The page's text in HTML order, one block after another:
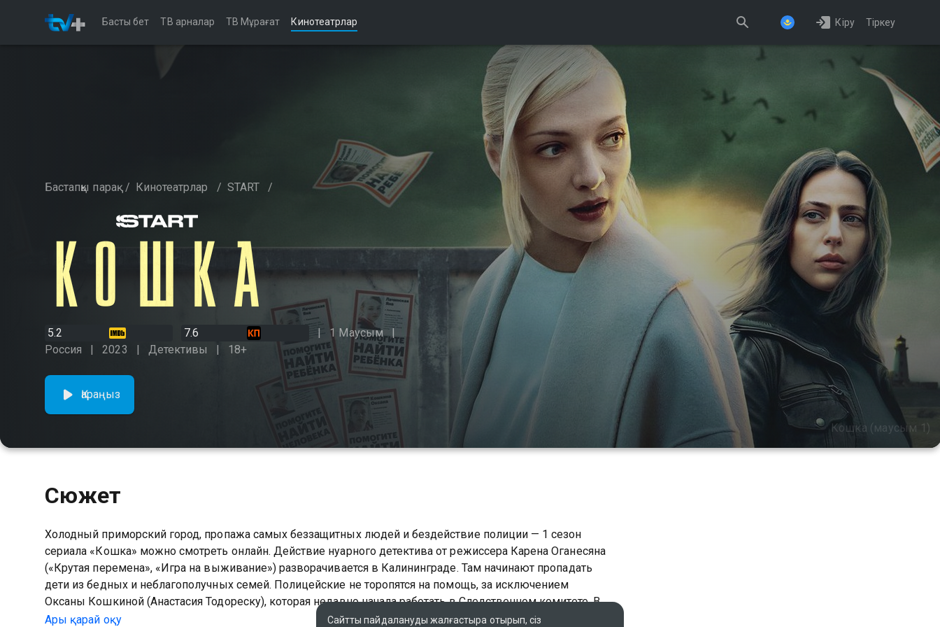
Басты бет ТВ арналар ТВ Мұрағат Кинотеатрлар Кіру Тіркеу
Бастапқы парақ / Кинотеатрлар / START /
5.2 7.6
1 Маусым
Россия
2023 Детективы 18+
Кошка (маусым 1)
Қараңыз
Сюжет
Холодный приморский город, пропажа самых беззащитных людей и бездействие полиции — 1 сезон
сериала «Кошка» можно смотреть онлайн. Действие нуарного детектива от режиссера Карена Оганесяна
(«Крутая перемена», «Игра на выживание») разворачивается в Калининграде. Там начинают пропадать
дети из бедных и неблагополучных семей. Полицейские не торопятся на помощь, за исключением
Оксаны Кошкиной (Анастасия Тодореску), которая недавно начала работать в Следственном комитете. В
раннем детстве она пережила страшные события, хотя воспоминаний о них почти не осталось. Идущая по
Ары қарай оқу Сайтты пайдалануды жалғастыра отырып, сіз